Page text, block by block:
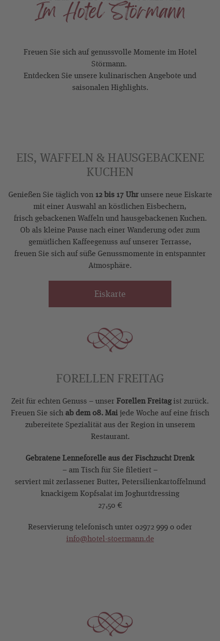
Im Hotel Störmann
Freuen Sie sich auf genussvolle Momente im Hotel
Störmann.
Entdecken Sie unsere kulinarischen Angebote und
saisonalen Highlights.
EIS, WAFFELN & HAUSGEBACKENE
KUCHEN
Genießen Sie täglich von 12 bis 17 Uhrunsere neue Eiskarte
mit einer Auswahl an köstlichen Eisbechern,
frisch gebackenen Waffeln und hausgebackenen Kuchen.
Ob als kleine Pause nach einer Wanderung oder zum
gemütlichen Kaffeegenuss auf unserer Terrasse,
freuen Sie sich auf süße Genussmomente in entspannter
Atmosphäre.
Eiskarte
FORELLEN FREITAG
Zeit für echten Genuss – unserForellen Freitagist zurück.
Freuen Sie sichab dem 08. Maijede Woche auf eine frisch
zubereitete Spezialität aus der Region in unserem
Restaurant.
Gebratene Lenneforelle aus der Fischzucht Drenk
– am Tisch für Sie filetiert –
serviert mit zerlassener Butter, Petersilienkartoffelnund
knackigem Kopfsalat im Joghurtdressing
27,50 €
Reservierung telefonisch unter 02972 999 0 oder
info@hotel-stoermann.de